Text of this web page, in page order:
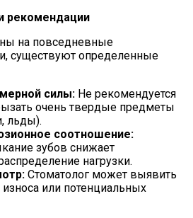
рекомендации
на повседневные
существуют определенные
силы: Не рекомендуется
очень твердые предметы
льды).
соотношение:
зубов снижает
нагрузки.
Стоматолог может выявить
или потенциальных